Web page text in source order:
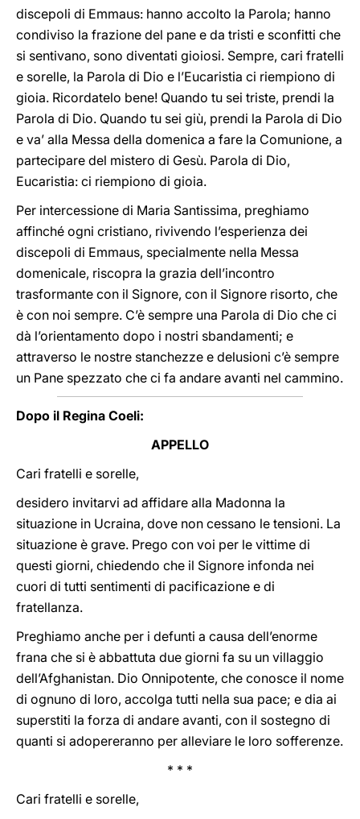
discepoli di Emmaus: hanno accolto la Parola; hanno
condiviso la frazione del pane e da tristi e sconfitti che
si sentivano, sono diventati gioiosi. Sempre, cari fratelli
e sorelle, la Parola di Dio e l’Eucaristia ci riempiono di
gioia. Ricordatelo bene! Quando tu sei triste, prendi la
Parola di Dio. Quando tu sei giù, prendi la Parola di Dio
e va’ alla Messa della domenica a fare la Comunione, a
partecipare del mistero di Gesù. Parola di Dio,
Eucaristia: ci riempiono di gioia.
Per intercessione di Maria Santissima, preghiamo
affinché ogni cristiano, rivivendo l’esperienza dei
discepoli di Emmaus, specialmente nella Messa
domenicale, riscopra la grazia dell’incontro
trasformante con il Signore, con il Signore risorto, che
è con noi sempre. C’è sempre una Parola di Dio che ci
dà l’orientamento dopo i nostri sbandamenti; e
attraverso le nostre stanchezze e delusioni c’è sempre
un Pane spezzato che ci fa andare avanti nel cammino.
Dopo il Regina Coeli:
APPELLO
Cari fratelli e sorelle,
desidero invitarvi ad affidare alla Madonna la
situazione in Ucraina, dove non cessano le tensioni. La
situazione è grave. Prego con voi per le vittime di
questi giorni, chiedendo che il Signore infonda nei
cuori di tutti sentimenti di pacificazione e di
fratellanza.
Preghiamo anche per i defunti a causa dell’enorme
frana che si è abbattuta due giorni fa su un villaggio
dell’Afghanistan. Dio Onnipotente, che conosce il nome
di ognuno di loro, accolga tutti nella sua pace; e dia ai
superstiti la forza di andare avanti, con il sostegno di
quanti si adopereranno per alleviare le loro sofferenze.
* * *
Cari fratelli e sorelle,